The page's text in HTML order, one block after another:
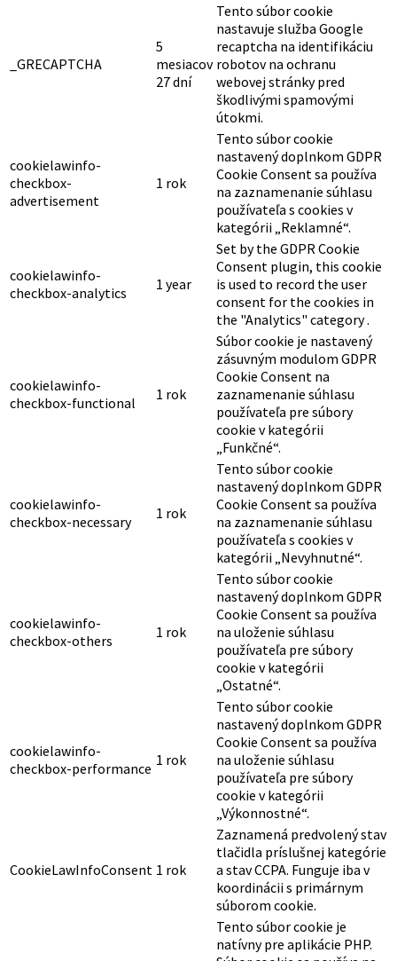
_GRECAPTCHA
5
mesiacov
27 dní
Tento súbor cookie
nastavuje služba Google
recaptcha na identifikáciu
robotov na ochranu
webovej stránky pred
škodlivými spamovými
útokmi.
cookielawinfo-
checkbox-
advertisement
1 rok
Tento súbor cookie
nastavený doplnkom GDPR
Cookie Consent sa používa
na zaznamenanie súhlasu
používateľa s cookies v
kategórii „Reklamné“.
cookielawinfo-
checkbox-analytics
1 year
Set by the GDPR Cookie
Consent plugin, this cookie
is used to record the user
consent for the cookies in
the "Analytics" category .
cookielawinfo-
checkbox-functional
1 rok
Súbor cookie je nastavený
zásuvným modulom GDPR
Cookie Consent na
zaznamenanie súhlasu
používateľa pre súbory
cookie v kategórii
„Funkčné“.
cookielawinfo-
checkbox-necessary
1 rok
Tento súbor cookie
nastavený doplnkom GDPR
Cookie Consent sa používa
na zaznamenanie súhlasu
používateľa s cookies v
kategórii „Nevyhnutné“.
cookielawinfo-
checkbox-others
1 rok
Tento súbor cookie
nastavený doplnkom GDPR
Cookie Consent sa používa
na uloženie súhlasu
používateľa pre súbory
cookie v kategórii
„Ostatné“.
cookielawinfo-
checkbox-performance 1 rok
Tento súbor cookie
nastavený doplnkom GDPR
Cookie Consent sa používa
na uloženie súhlasu
používateľa pre súbory
cookie v kategórii
„Výkonnostné“.
CookieLawInfoConsent 1 rok
Zaznamená predvolený stav
tlačidla príslušnej kategórie
a stav CCPA. Funguje iba v
koordinácii s primárnym
súborom cookie.
Tento súbor cookie je
natívny pre aplikácie PHP.